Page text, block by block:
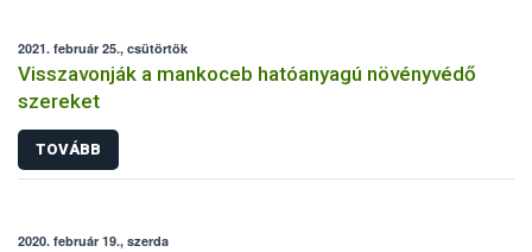
2021. február 25., csütörtök
Visszavonják a mankoceb hatóanyagú növényvédő
szereket
TOVÁBB
2020. február 19., szerda